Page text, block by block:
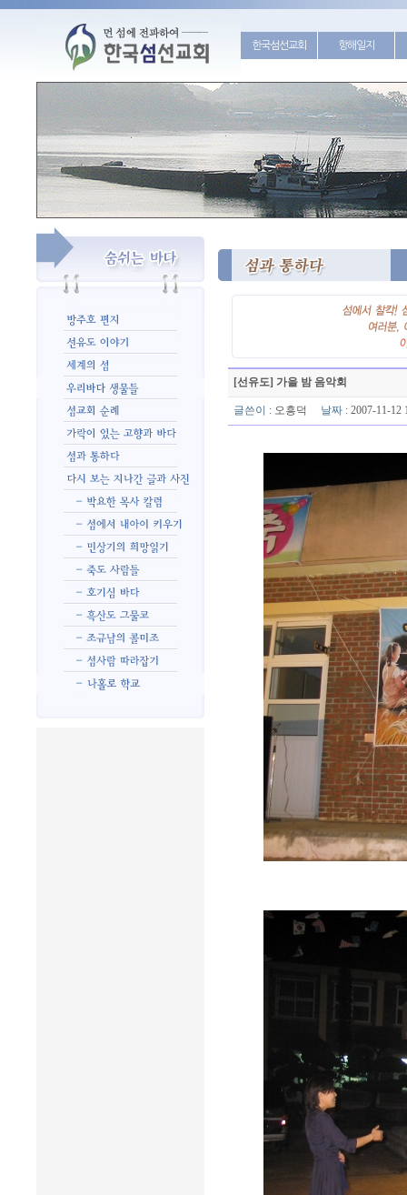
한국섬선교회 항해일지
[선유도] 가을 밤 음악회
글쓴이 : 오흥덕 날짜: 2007-11-